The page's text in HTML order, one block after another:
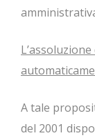
A tale
del 2001